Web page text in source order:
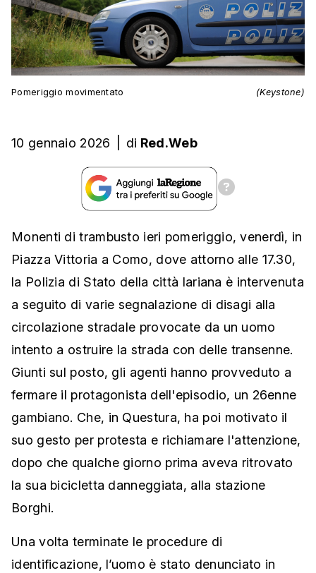
Pomeriggio movimentato (Keystone)
10 gennaio 2026 di Red.Web
Monenti di trambusto ieri pomeriggio, venerdì, in
Piazza Vittoria a Como, dove attorno alle 17.30,
la Polizia di Stato della città lariana è intervenuta
a seguito di varie segnalazione di disagi alla
circolazione stradale provocate da un uomo
intento a ostruire la strada con delle transenne.
Giunti sul posto, gli agenti hanno provveduto a
fermare il protagonista dell'episodio, un 26enne
gambiano. Che, in Questura, ha poi motivato il
suo gesto per protesta e richiamare l'attenzione,
dopo che qualche giorno prima aveva ritrovato
la sua bicicletta danneggiata, alla stazione
Borghi.
Una volta terminate le procedure di
identificazione, l’uomo è stato denunciato in